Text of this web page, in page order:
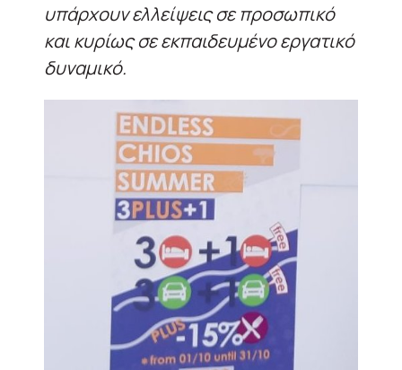
υπάρχουν ελλείψεις σε προσωπικό
και κυρίως σε εκπαιδευμένο εργατικό
δυναμικό.